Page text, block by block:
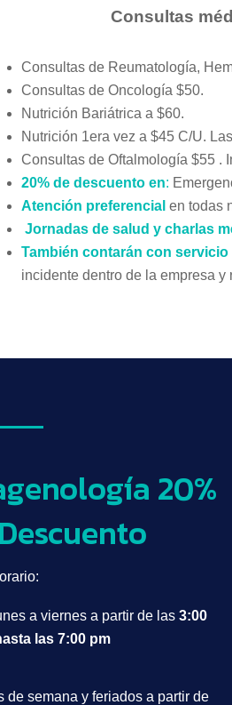
Consultas
Consultas de Reumatología,
Consultas de Oncología $50.
Nutrición Bariátrica a $60.
Nutrición 1era vez a $45 C/U.
Consultas de Oftalmología $55 .
20% de descuento en:
Atención preferencial en todas
Jornadas de salud y charlas
También contarán con servicio
incidente dentro de la empresa
20%
a viernes a partir de las3:00
las 7:00 pm
de semana y feriados a partir de